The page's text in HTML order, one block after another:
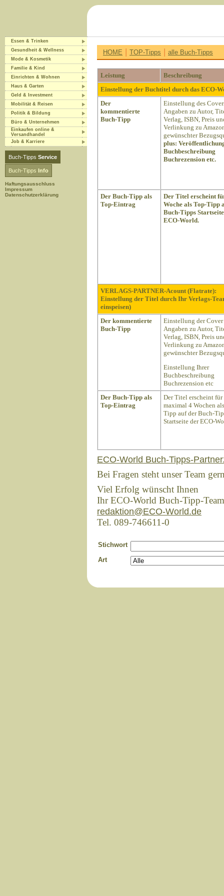
Essen & Trinken
Gesundheit & Wellness
Mode & Kosmetik
Familie & Kind
Einrichten & Wohnen
Haus & Garten
Geld & Investment
Mobilität & Reisen
Politik & Bildung
Büro & Unternehmen
Einkaufen online &
Versandhandel
Job & Karriere
Buch-Tipps Service
Buch-Tipps Info
Haftungsausschluss
Impressum
Datenschutzerklärung
HOME | TOP-Tipps | alle Buch-Tipps
Leistung
Beschreibung
Einstellung der Buchtitel durch das ECO-
Der
kommentierte
Buch-Tipp
Einstellung des
Angaben zu Autor,
Verlag, ISBN, Preis
Verlinkung zu
gewünschter
plus:
Buchbeschreibung
Buchrezension etc.
Der Buch-Tipp als
Top-Eintrag
Der Titel erscheint
Woche als Top-Tipp
Buch-Tipps
ECO-World.
VERLAGS-PARTNER-Acount (Flatrate):
Einstellung der Titel durch Ihr Verlags-
einspeisen)
Der kommentierte
Buch-Tipp
Einstellung der
Angaben zu Autor,
Verlag, ISBN, Preis
Verlinkung zu
gewünschter
Einstellung Ihrer
Buchbeschreibung
Buchrezension etc
Der Buch-Tipp als
Top-Eintrag
Der Titel erscheint für
maximal 4 Wochen
Tipp auf der Buch-
Startseite der ECO-
ECO-World Buch-Tipps-
Bei Fragen steht unser Team
Viel Erfolg wünscht Ihnen
Ihr ECO-World Buch-Tipp-Team
redaktion@ECO-World.de
Tel. 089-746611-0
Stichwort
Art